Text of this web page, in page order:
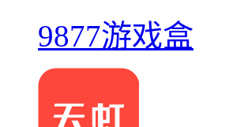
9877游戏盒